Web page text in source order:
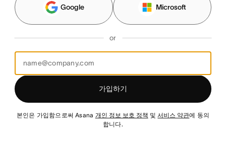
Google Microsoft
or
가입하기
본인은 가입함으로써 Asana 개인 정보 보호 정책 및서비스 약관에 동의
합니다.